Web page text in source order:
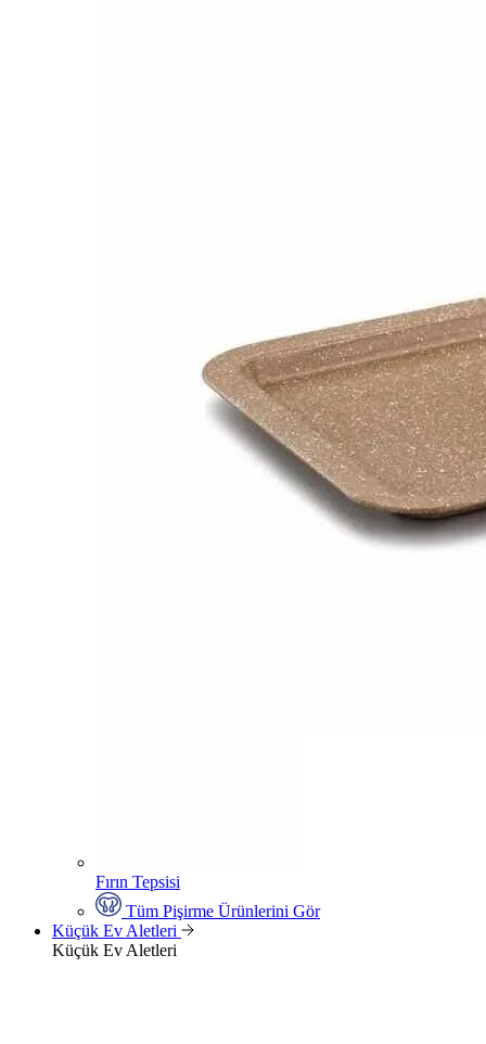
Fırın Tepsisi
Tüm Pişirme Ürünlerini Gör
Küçük Ev Aletleri
Küçük Ev Aletleri